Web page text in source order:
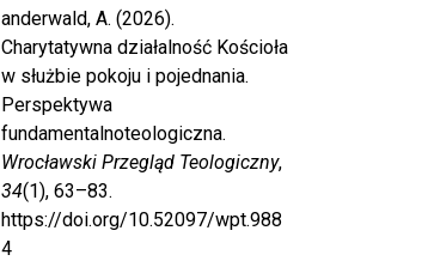
anderwald, A. (2026).
Charytatywna działalność Kościoła
w służbie pokoju i pojednania.
Perspektywa
fundamentalnoteologiczna.
Wrocławski Przegląd Teologiczny,
34(1), 63–83.
https://doi.org/10.52097/wpt.988
4